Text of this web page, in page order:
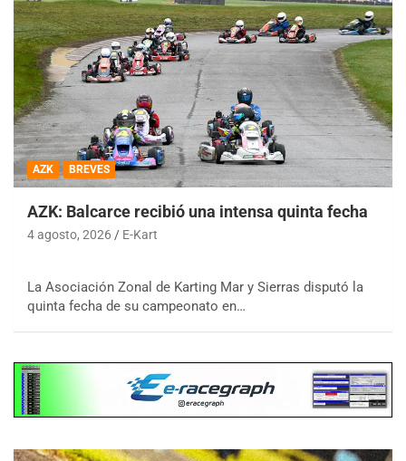
AZK BREVES
AZK: Balcarce recibió una intensa quinta fecha
4 agosto, 2026 E-Kart
La Asociación Zonal de Karting Mar y Sierras disputó la
quinta fecha de su campeonato en…